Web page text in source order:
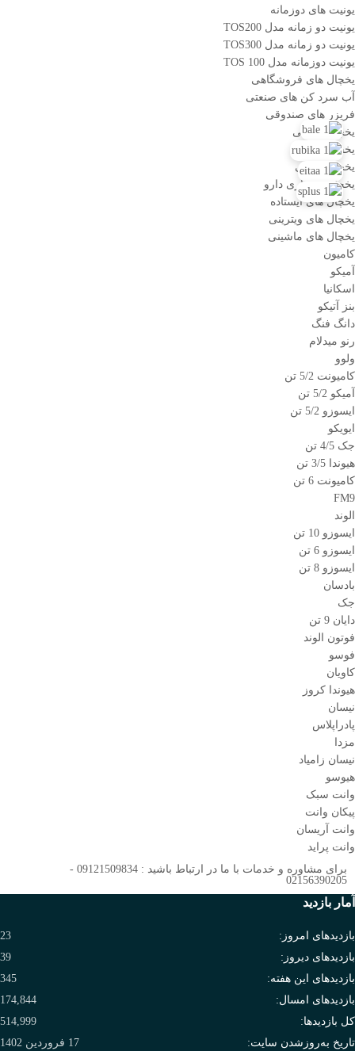
یونیت های دوزمانه
یونیت دو زمانه مدل TOS200
یونیت دو زمانه مدل TOS300
یونیت دوزمانه مدل TOS 100
یخچال های فروشگاهی
آب سرد کن های صنعتی
فریزر های صندوقی
یخچال قصابی
یخچال قنادی
یخچال لبنیاتی
یخچال نگهداری دارو
یخچال های ایستاده
یخچال های ویترینی
یخچال های ماشینی
کامیون
آمیکو
اسکانیا
بنز آتیکو
دانگ فنگ
رنو میدلام
ولوو
کامیونت 5/2 تن
آمیکو 5/2 تن
ایسوزو 5/2 تن
ایویکو
جک 4/5 تن
هیوندا 3/5 تن
کامیونت 6 تن
FM9
الوند
ایسوزو 10 تن
ایسوزو 6 تن
ایسوزو 8 تن
بادسان
جک
دایان 9 تن
فوتون الوند
فوسو
کاویان
هیوندا کروز
نیسان
پادراپلاس
مزدا
نیسان زامیاد
هیوسو
وانت سبک
پیکان وانت
وانت آریسان
وانت پراید
برای مشاوره و خدمات با ما در ارتباط باشید : 09121509834 -
02156390205
آمار بازدید
بازدیدهای امروز:
23
بازدیدهای دیروز:
39
بازدیدهای این هفته:
345
بازدیدهای امسال:
174,844
کل بازدیدها:
514,999
تاریخ به‌روزشدن سایت:
17 فروردین 1402